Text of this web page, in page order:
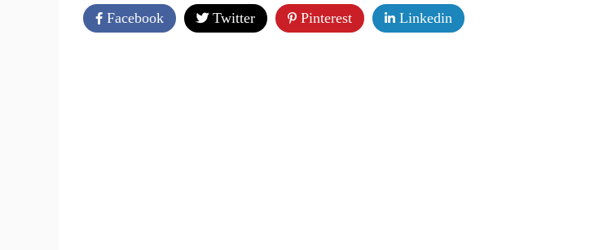
Facebook Twitter Pinterest Linkedin